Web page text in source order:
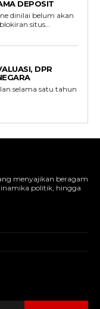
DEPOSIT
dinilai belum akan
situs...
DPR
selama satu tahun
menyajikan beragam
politik, hingga